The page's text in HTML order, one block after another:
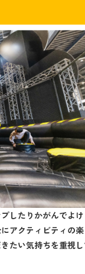
したりかがんでよ
アクティビティの
たい気持ちを重視